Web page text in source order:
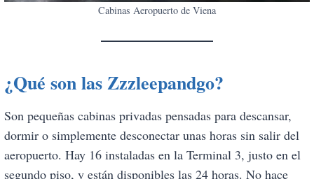
Cabinas Aeropuerto de Viena
¿Qué son las Zzzleepandgo?
Son pequeñas cabinas privadas pensadas para descansar,
dormir o simplemente desconectar unas horas sin salir del
aeropuerto. Hay 16 instaladas en la Terminal 3, justo en el
segundo piso, y están disponibles las 24 horas. No hace